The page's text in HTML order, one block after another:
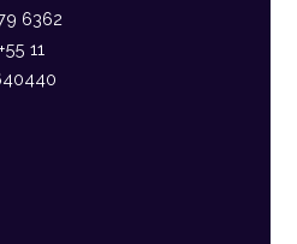
6362
11